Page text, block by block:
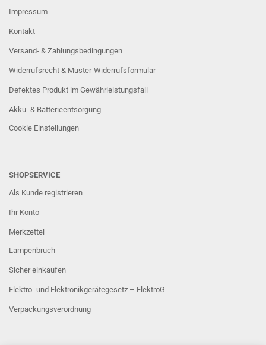
Impressum
Kontakt
Versand- & Zahlungsbedingungen
Widerrufsrecht & Muster-Widerrufsformular
Defektes Produkt im Gewährleistungsfall
Akku- & Batterieentsorgung
Cookie Einstellungen
SHOPSERVICE
Als Kunde registrieren
Ihr Konto
Merkzettel
Lampenbruch
Sicher einkaufen
Elektro- und Elektronikgerätegesetz – ElektroG
Verpackungsverordnung